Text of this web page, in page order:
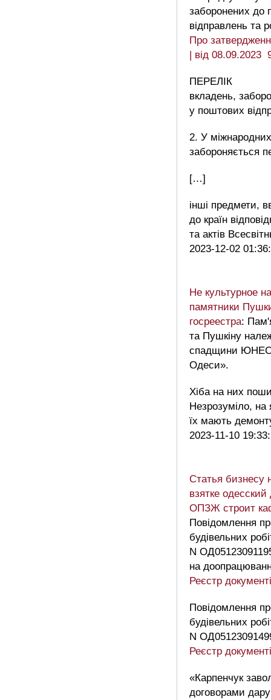
заборонених до
відправлень та
Про
| від 08.09.2023
ПЕРЕЛІК
вкладень,
у поштових
2. У
забороняється
[…]
інші предмети,
до країн
та актів
2023-12-02
Не культурное
памятники
госреестра:
та Пушкіну
спадщини
Одеси».
Хіба на них
Незрозуміло, на
їх мають
2023-11-10
Статья бизнесу
взятке
ОПЗЖ строит
Повідомлення
будівельних
N
на
Реєстр
Повідомлення
будівельних
N
Реєстр
«Карпенчук
договорами